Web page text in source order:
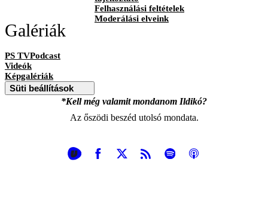
Felhasználási feltételek
Moderálási elveink
Galériák
PS TVPodcast
Videók
Képgalériák
Süti beállítások
*Kell még valamit mondanom Ildikó?
Az őszödi beszéd utolsó mondata.